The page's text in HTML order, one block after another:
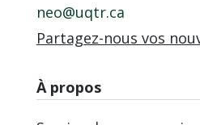
neo@uqtr.ca
Partagez-nous vos
À propos